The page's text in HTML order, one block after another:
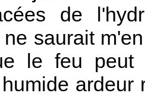
de
ne saurait
le feu peut
ardeur